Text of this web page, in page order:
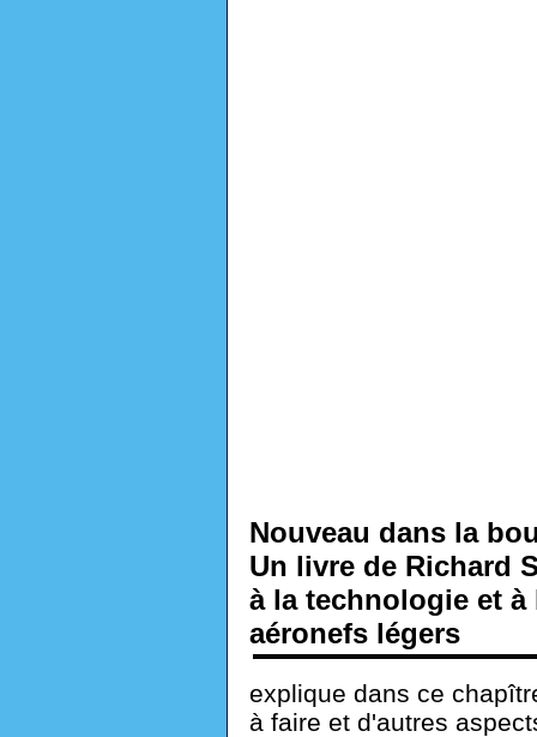
Nouveau dans la
Un livre de Richard
à la technologie et à
aéronefs légers
explique dans ce
à faire et d'autres